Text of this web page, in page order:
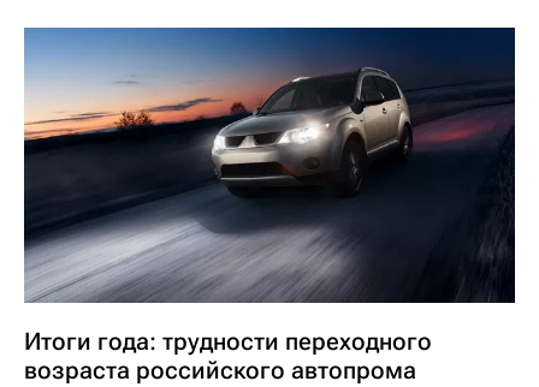
Итоги года: трудности переходного
возраста российского автопрома